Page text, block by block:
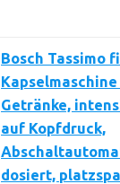
Bosch Tassimo
Kapselmaschine
Getränke,
auf Kopfdruck,
dosiert,